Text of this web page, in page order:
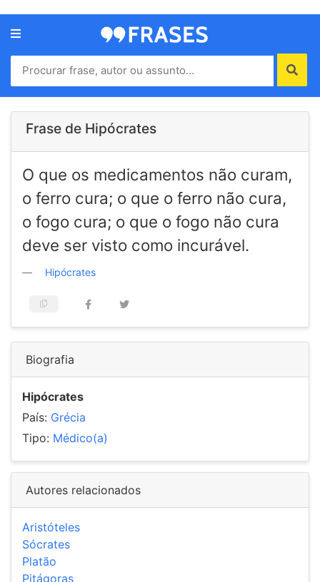
Menu
Home
Autores
de
Contato
Frase de Hipócrates
O que os medicamentos não curam,
o ferro cura; o que o ferro não cura,
o fogo cura; o que o fogo não cura
deve ser visto como incurável.
Hipócrates
Biografia
Hipócrates
País: Grécia
Tipo: Médico(a)
Autores relacionados
Aristóteles
Sócrates
Platão
Pitágoras